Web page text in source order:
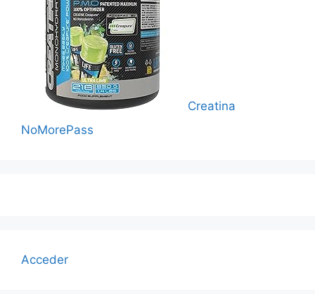
Creatina
NoMorePass
Acceder